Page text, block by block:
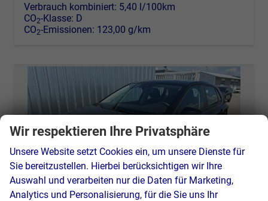
Verbrauch kombiniert: 5,40 l/100km
CO2-Klasse: D
CO2-Emissionen: 123,00 g/km
Wir respektieren Ihre Privatsphäre
Unsere Website setzt Cookies ein, um unsere Dienste für
Sie bereitzustellen. Hierbei berücksichtigen wir Ihre
Auswahl und verarbeiten nur die Daten für Marketing,
Analytics und Personalisierung, für die Sie uns Ihr